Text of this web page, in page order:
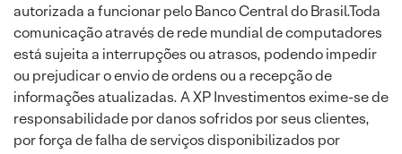
autorizada a funcionar pelo Banco Central do Brasil.Toda
comunicação através de rede mundial de computadores
está sujeita a interrupções ou atrasos, podendo impedir
ou prejudicar o envio de ordens ou a recepção de
informações atualizadas. A XP Investimentos exime-se de
responsabilidade por danos sofridos por seus clientes,
por força de falha de serviços disponibilizados por